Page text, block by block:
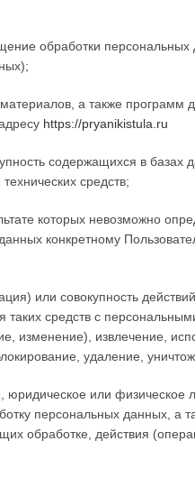
обработки персональных
а также программ
https://pryanikistula.ru
содержащихся в базах
средств;
которых невозможно
конкретному
или совокупность
таких средств с
изменение), извлечение,
удаление,
или физическое
персональных данных, а
обработке, действия